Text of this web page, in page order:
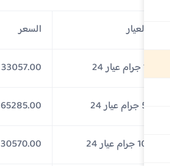
33057.00 ريال يمني
165285.00 ريال يمني
330570.00 ريال يمني